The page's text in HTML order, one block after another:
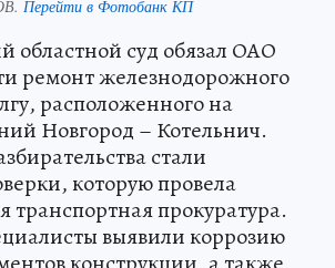
Перейти в Фотобанк КП
областной суд обязал ОАО
ремонт железнодорожного
расположенного на
Новгород – Котельнич.
стали
которую провела
транспортная прокуратура.
выявили коррозию